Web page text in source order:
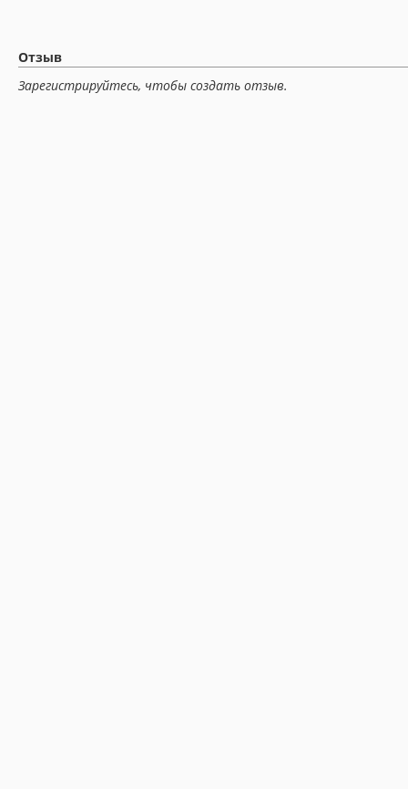
Отзыв
Зарегистрируйтесь, чтобы создать отзыв.